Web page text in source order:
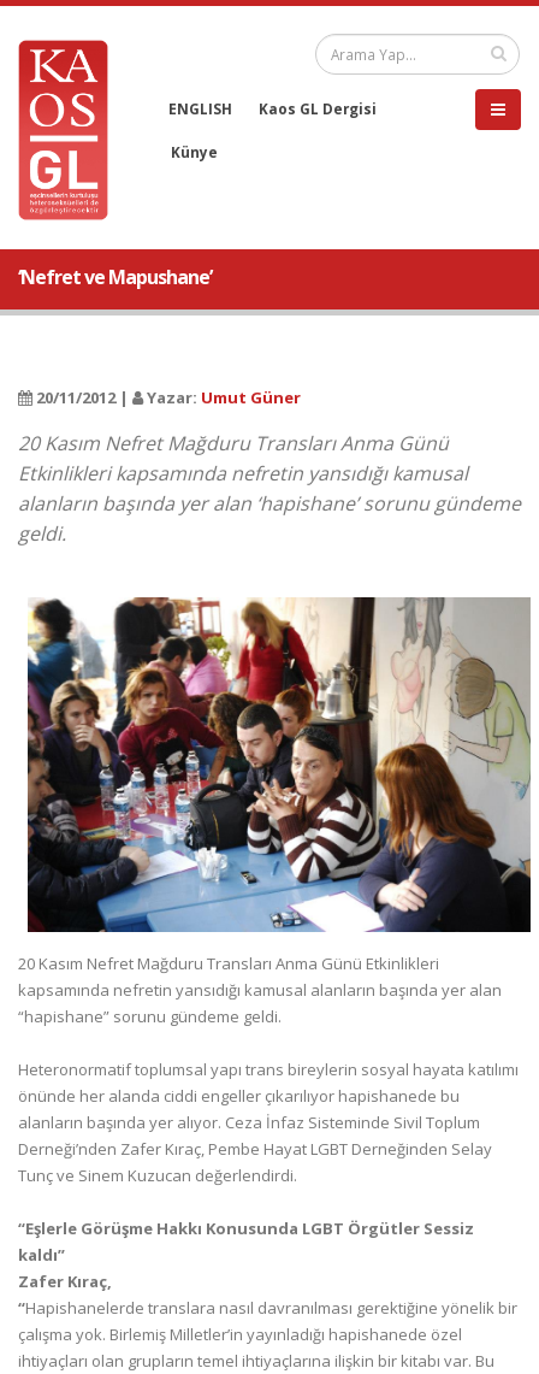
ENGLISH Kaos GL Dergisi
Künye
‘Nefret ve Mapushane’
20/11/2012 | Yazar: Umut Güner
20 Kasım Nefret Mağduru Transları Anma Günü
Etkinlikleri kapsamında nefretin yansıdığı kamusal
alanların başında yer alan ‘hapishane’ sorunu gündeme
geldi.
20 Kasım Nefret Mağduru Transları Anma Günü Etkinlikleri
kapsamında nefretin yansıdığı kamusal alanların başında yer alan
“hapishane” sorunu gündeme geldi.
Heteronormatif toplumsal yapı trans bireylerin sosyal hayata katılımı
önünde her alanda ciddi engeller çıkarılıyor hapishanede bu
alanların başında yer alıyor. Ceza İnfaz Sisteminde Sivil Toplum
Derneği’nden Zafer Kıraç, Pembe Hayat LGBT Derneğinden Selay
Tunç ve Sinem Kuzucan değerlendirdi.
“Eşlerle Görüşme Hakkı Konusunda LGBT Örgütler Sessiz
kaldı”
Zafer Kıraç,
“Hapishanelerde translara nasıl davranılması gerektiğine yönelik bir
çalışma yok. Birlemiş Milletler’in yayınladığı hapishanede özel
ihtiyaçları olan grupların temel ihtiyaçlarına ilişkin bir kitabı var. Bu